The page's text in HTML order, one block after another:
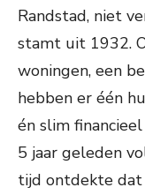
Randstad, niet
stamt uit 1932.
woningen, een
hebben er één
én slim
5 jaar geleden
tijd ontdekte